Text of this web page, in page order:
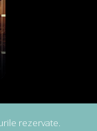
rezervate.